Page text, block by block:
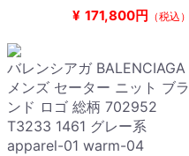
¥ 171,800円 （税込）
バレンシアガ BALENCIAGA
メンズ セーター ニット ブラ
ンド ロゴ 総柄 702952
T3233 1461 グレー系
apparel-01 warm-04